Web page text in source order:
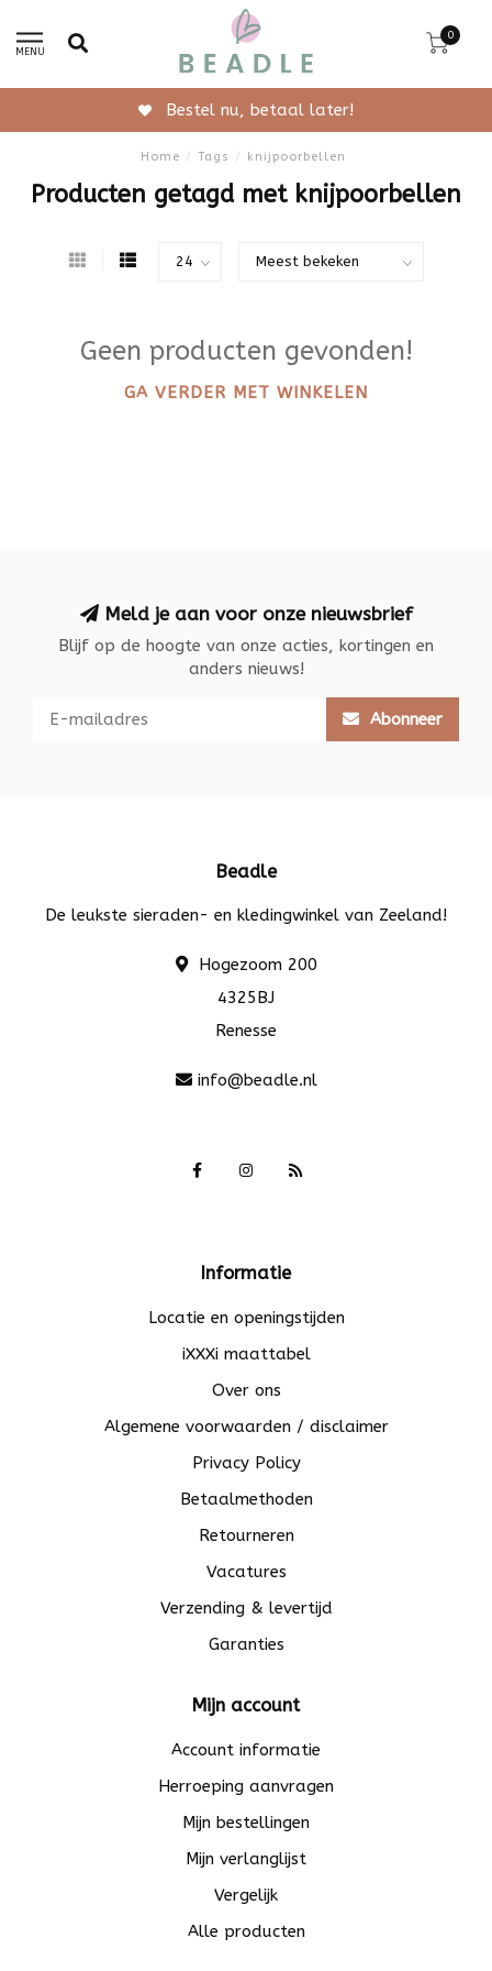
MENU
0
Bestel nu, betaal later!
Home / Tags / knijpoorbellen
Producten getagd met knijpoorbellen
Geen producten gevonden!
GA VERDER MET WINKELEN
Meld je aan voor onze nieuwsbrief
Blijf op de hoogte van onze acties, kortingen en
anders nieuws!
Abonneer
Beadle
De leukste sieraden- en kledingwinkel van Zeeland!
Hogezoom 200
4325BJ
Renesse
info@beadle.nl
Informatie
Locatie en openingstijden
iXXXi maattabel
Over ons
Algemene voorwaarden / disclaimer
Privacy Policy
Betaalmethoden
Retourneren
Vacatures
Verzending & levertijd
Garanties
Mijn account
Account informatie
Herroeping aanvragen
Mijn bestellingen
Mijn verlanglijst
Vergelijk
Alle producten